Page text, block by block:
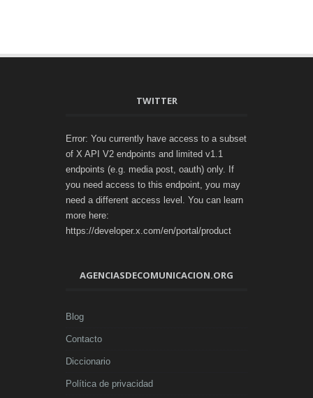
TWITTER
Error: You currently have access to a subset
of X API V2 endpoints and limited v1.1
endpoints (e.g. media post, oauth) only. If
you need access to this endpoint, you may
need a different access level. You can learn
more here:
https://developer.x.com/en/portal/product
AGENCIASDECOMUNICACION.ORG
Blog
Contacto
Diccionario
Política de privacidad